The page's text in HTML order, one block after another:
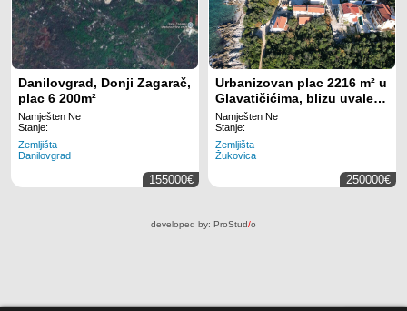
Danilovgrad, Donji Zagarač,
plac 6 200m²
Namješten Ne
Stanje:
Zemljišta
Danilovgrad
155000€
Urbanizovan plac 2216 m² u
Glavatičićima, blizu uvale
Žukovica i Bigova, sa
pogledom na more i
dozvolom za izgradnju tri
vile
Namješten Ne
Stanje:
Zemljišta
Žukovica
250000€
developed by: ProStud/o